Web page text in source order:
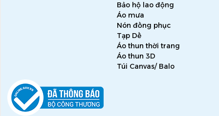
Bảo hộ lao động
Áo mưa
Nón đồng phục
Tạp Dề
Áo thun thời trang
Áo thun 3D
Túi Canvas/ Balo